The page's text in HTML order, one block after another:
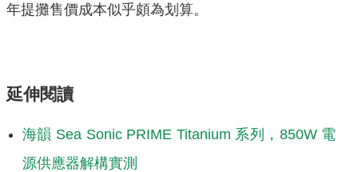
年提攤售價成本似乎頗為划算。
延伸閱讀
海韻 Sea Sonic PRIME Titanium 系列，850W 電
源供應器解構實測